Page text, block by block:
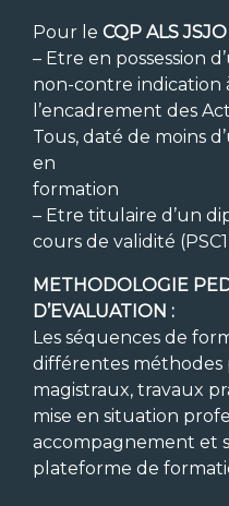
Pour le CQP ALS JSJO
– Etre en possession
non-contre indication
l’encadrement des
Tous, daté de moins
en
formation
– Etre titulaire d’un
cours de validité
METHODOLOGIE
D’EVALUATION :
Les séquences de
différentes méthodes
magistraux, travaux
mise en situation
accompagnement et
plateforme de